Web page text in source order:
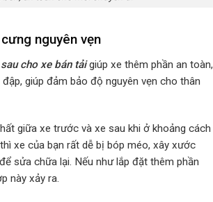
nguyên vẹn
sau cho xe bán tải giúp xe thêm phần an toàn,
giúp đảm bảo độ nguyên vẹn cho thân
giữa xe trước và xe sau khi ở khoảng cách
xe của bạn rất dễ bị bóp méo, xây xước
sửa chữa lại. Nếu như lắp đặt thêm phần
này xảy ra.